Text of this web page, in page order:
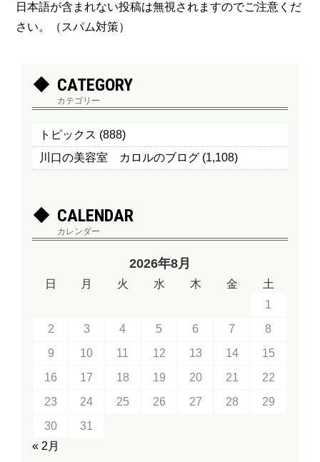
日本語が含まれない投稿は無視されますのでご注意くだ
さい。（スパム対策）
CATEGORY
カテゴリー
トピックス (888)
川口の美容室 カロルのブログ (1,108)
CALENDAR
カレンダー
2026年8月
日 月 火 水 木 金
土
1
2
3 4 5 6 7
8
9
10 11 12 13 14
15
16
17 18 19 20 21
22
23
24 25 26 27 28
29
30
31
« 2月